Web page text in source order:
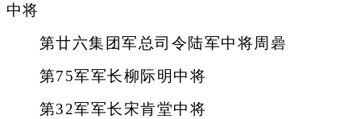
中将
第廿六集团军总司令陆军中将周碞
第75军军长柳际明中将
第32军军长宋肯堂中将